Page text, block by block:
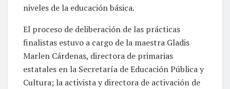
niveles de la educación básica.
El proceso de deliberación de las prácticas
finalistas estuvo a cargo de la maestra Gladis
Marlen Cárdenas, directora de primarias
estatales en la Secretaría de Educación Pública y
Cultura; la activista y directora de activación de